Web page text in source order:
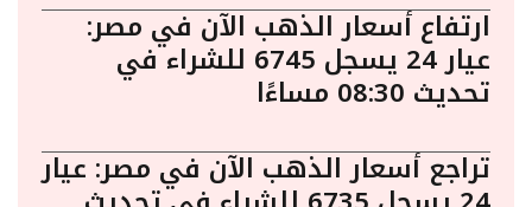
ارتفاع أسعار الذهب الآن في مصر:
عيار 24 يسجل 6745 للشراء في
تحديث 08:30 مساءًا
تراجع أسعار الذهب الآن في مصر: عيار